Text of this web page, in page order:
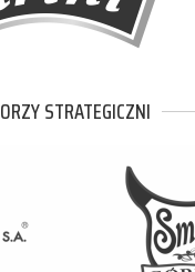
STRATEGICZNI